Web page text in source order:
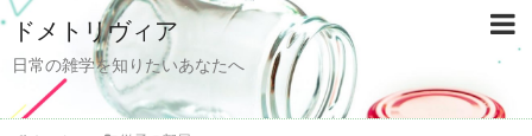
ドメトリヴィア
日常の雑学を知りたいあなたへ